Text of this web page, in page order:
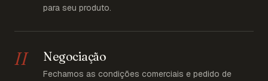
para seu produto.
II Negociação
Fechamos as condições comerciais e pedido de